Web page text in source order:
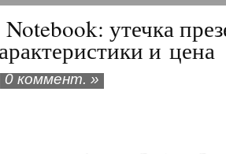
утечка
и цена
0 коммент. »